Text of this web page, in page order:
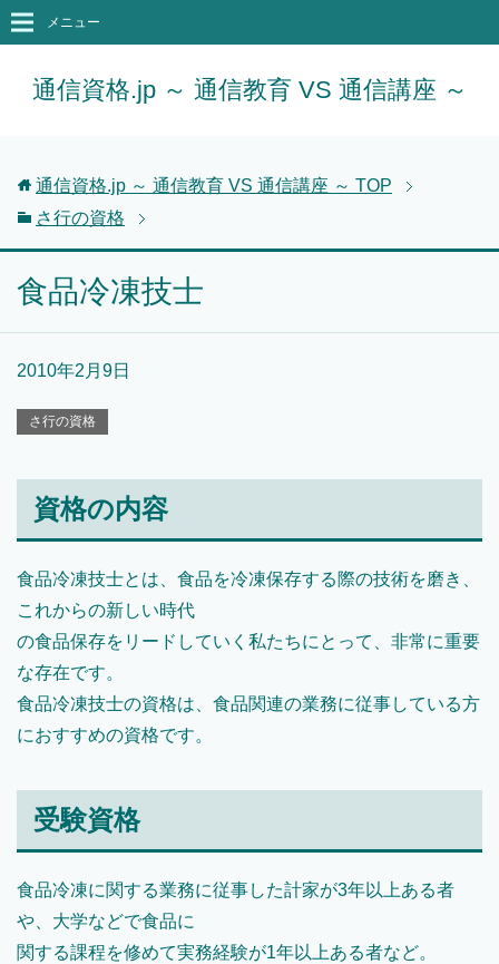
通信資格.jp ～ 通信教育 VS 通信講座 ～
メニュー
通信資格.jp ～ 通信教育 VS 通信講座 ～ TOP
さ行の資格
食品冷凍技士
2010年2月9日
さ行の資格
資格の内容
食品冷凍技士とは、食品を冷凍保存する際の技術を磨き、
これからの新しい時代
の食品保存をリードしていく私たちにとって、非常に重要
な存在です。
食品冷凍技士の資格は、食品関連の業務に従事している方
におすすめの資格です。
受験資格
食品冷凍に関する業務に従事した計家が3年以上ある者
や、大学などで食品に
関する課程を修めて実務経験が1年以上ある者など。